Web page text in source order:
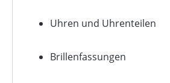
Uhren und Uhrenteilen
Brillenfassungen